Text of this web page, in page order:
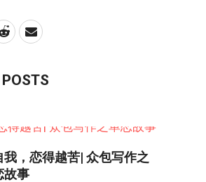
我，恋得越苦| 众包写作之
故事